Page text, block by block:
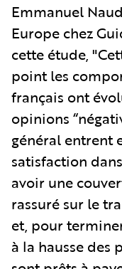
Emmanuel
Europe chez
cette étude,
point les
français ont
opinions
général entrent
satisfaction
avoir une
rassuré sur le
et, pour
à la hausse des